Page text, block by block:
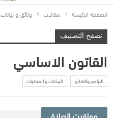
الصفحة الرئيسة مقالات وثائق و بيانات
تصفح التصنيف
القاتون الاساسي
البرامج والتقارير البيـانات و المذكرات